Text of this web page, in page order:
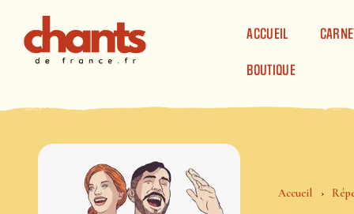
ACCUEIL
BOUTIQUE
Accueil